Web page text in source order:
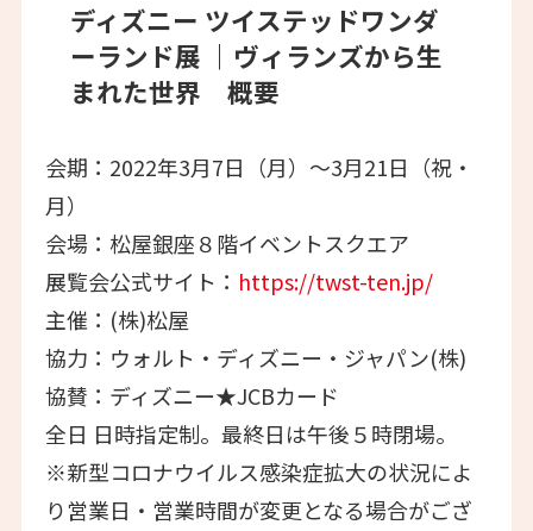
ディズニー ツイステッドワンダ
ーランド展 ｜ヴィランズから生
まれた世界 概要
会期：2022年3月7日（月）～3月21日（祝・
月）
会場：松屋銀座８階イベントスクエア
展覧会公式サイト： https://twst-ten.jp/
主催：(株)松屋
協力：ウォルト・ディズニー・ジャパン(株)
協賛：ディズニー★JCBカード
全⽇ ⽇時指定制。最終⽇は午後５時閉場。
※新型コロナウイルス感染症拡⼤の状況によ
り営業⽇・営業時間が変更となる場合がござ